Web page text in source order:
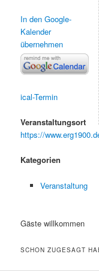
In den Google-
Kalender
übernehmen
ical-Termin
Veranstaltungsort
https://
Kategorien
Veranstaltung
Gäste willkommen
SCHON ZUGESAGT